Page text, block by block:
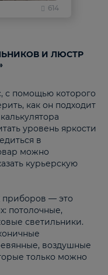
614
И ЛЮСТР
с помощью которого
как он подходит
уровень яркости
в
можно
курьерскую
приборов — это
потолочные,
светильники.
воздушные
только можно